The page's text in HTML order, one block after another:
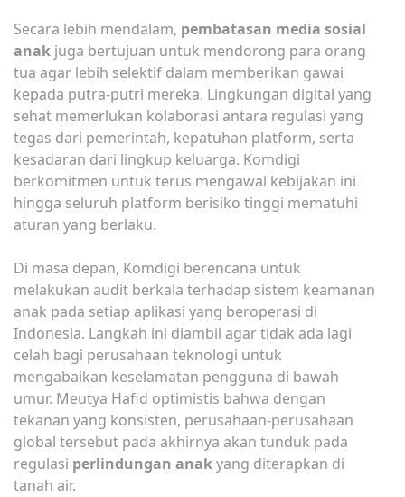
Secara lebih mendalam, pembatasan media sosial
anak juga bertujuan untuk mendorong para orang
tua agar lebih selektif dalam memberikan gawai
kepada putra-putri mereka. Lingkungan digital yang
sehat memerlukan kolaborasi antara regulasi yang
tegas dari pemerintah, kepatuhan platform, serta
kesadaran dari lingkup keluarga. Komdigi
berkomitmen untuk terus mengawal kebijakan ini
hingga seluruh platform berisiko tinggi mematuhi
aturan yang berlaku.
Di masa depan, Komdigi berencana untuk
melakukan audit berkala terhadap sistem keamanan
anak pada setiap aplikasi yang beroperasi di
Indonesia. Langkah ini diambil agar tidak ada lagi
celah bagi perusahaan teknologi untuk
mengabaikan keselamatan pengguna di bawah
umur. Meutya Hafid optimistis bahwa dengan
tekanan yang konsisten, perusahaan-perusahaan
global tersebut pada akhirnya akan tunduk pada
regulasi perlindungan anakyang diterapkan di
tanah air.